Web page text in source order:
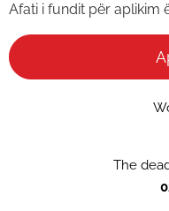
Afati i fundit për aplikim
The